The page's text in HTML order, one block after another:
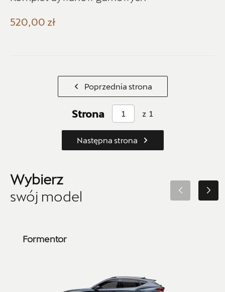
520,00 zł
Poprzednia strona
Strona z 1
Następna strona
Wybierz
swój model
Formentor
+48 784 377 454
Auto Group Luzar
ul. Krakowska 33, Wieliczka
+48 122 527 400
Auto Sudety